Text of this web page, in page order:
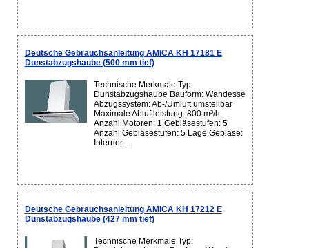
Deutsche Gebrauchsanleitung AMICA KH 17181 E
Dunstabzugshaube (500 mm tief)
Technische Merkmale Typ:
Dunstabzugshaube Bauform: Wandesse
Abzugssystem: Ab-/Umluft umstellbar
Maximale Abluftleistung: 800 m³/h
Anzahl Motoren: 1 Gebläsestufen: 5
Anzahl Gebläsestufen: 5 Lage Gebläse:
Interner ...
Deutsche Gebrauchsanleitung AMICA KH 17212 E
Dunstabzugshaube (427 mm tief)
Technische Merkmale Typ: